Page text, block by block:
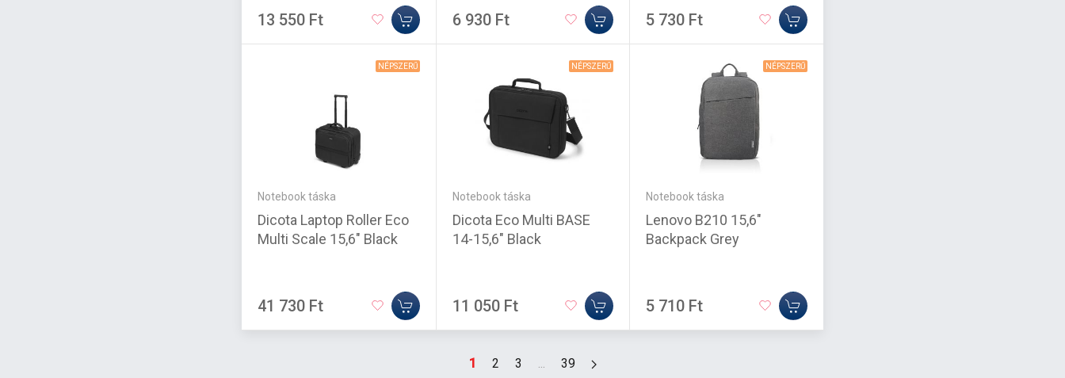
13 550 Ft 6 930 Ft 5 730 Ft
NÉPSZERŰ
Notebook táska
Dicota Laptop Roller Eco
Multi Scale 15,6" Black
41 730 Ft
NÉPSZERŰ
Notebook táska
Dicota Eco Multi BASE
14-15,6" Black
11 050 Ft
NÉPSZERŰ
Notebook táska
Lenovo B210 15,6"
Backpack Grey
5 710 Ft
1 2 3 ... 39